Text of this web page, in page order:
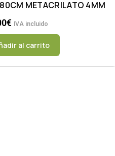
METACRILATO 4MM
€ IVA incluido
al carrito